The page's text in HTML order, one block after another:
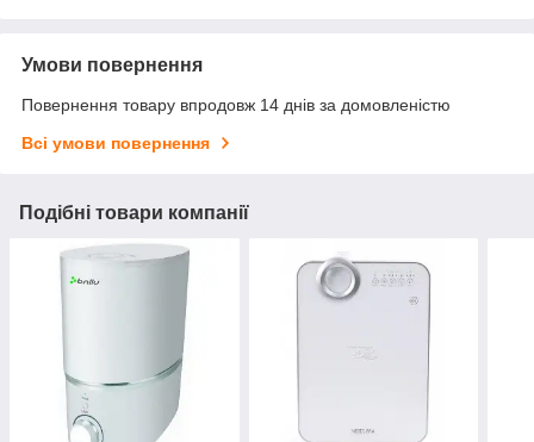
Умови повернення
Повернення товару впродовж 14 днів за домовленістю
Всі умови повернення
Подібні товари компанії